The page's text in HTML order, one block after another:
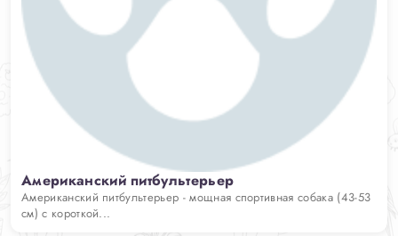
Американский питбультерьер
Американский питбультерьер - мощная спортивная собака (43-53
см) с короткой...